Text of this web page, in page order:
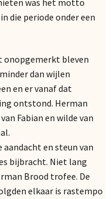
die periode onder een
onopgemerkt bleven
dan wijlen
en er vanaf dat
ontstond. Herman
Fabian en wilde van
en steun van
bijbracht. Niet lang
Brood trofee. De
elkaar is rastempo